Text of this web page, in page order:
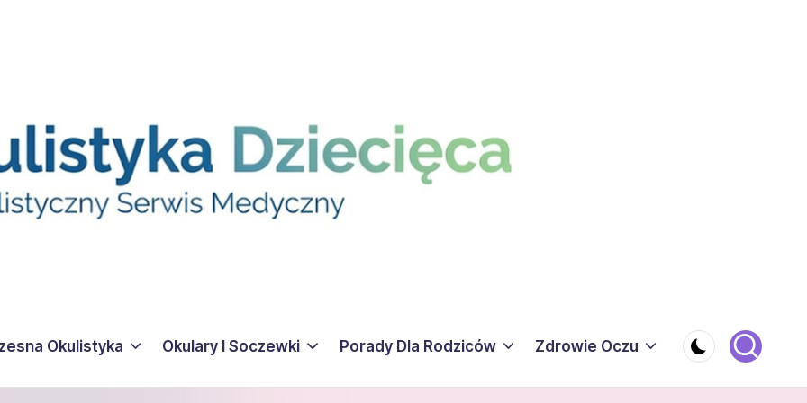
Okulistyka Okulary I Soczewki Porady Dla Rodziców Zdrowie Oczu